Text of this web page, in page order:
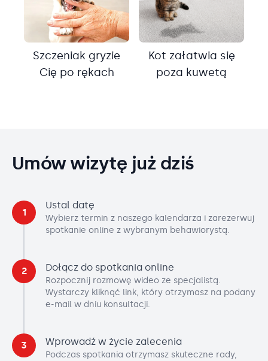
Szczeniak gryzie
Cię po rękach
Kot załatwia się
poza kuwetą
Umów wizytę już dziś
1
Ustal datę
Wybierz termin z naszego kalendarza i zarezerwuj
spotkanie online z wybranym behawiorystą.
2 Dołącz do spotkania online
Rozpocznij rozmowę wideo ze specjalistą.
Wystarczy kliknąć link, który otrzymasz na podany
e-mail w dniu konsultacji.
3 Wprowadź w życie zalecenia
Podczas spotkania otrzymasz skuteczne rady,